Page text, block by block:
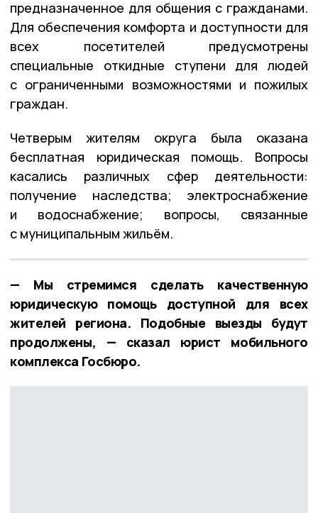
предназначенное для общения с гражданами.
Для обеспечения комфорта и доступности для
всех посетителей предусмотрены
специальные откидные ступени для людей
с ограниченными возможностями и пожилых
граждан.
Четверым жителям округа была оказана
бесплатная юридическая помощь. Вопросы
касались различных сфер деятельности:
получение наследства; электроснабжение
и водоснабжение; вопросы, связанные
с муниципальным жильём.
— Мы стремимся сделать качественную
юридическую помощь доступной для всех
жителей региона. Подобные выезды будут
продолжены, — сказал юрист мобильного
комплекса Госбюро.